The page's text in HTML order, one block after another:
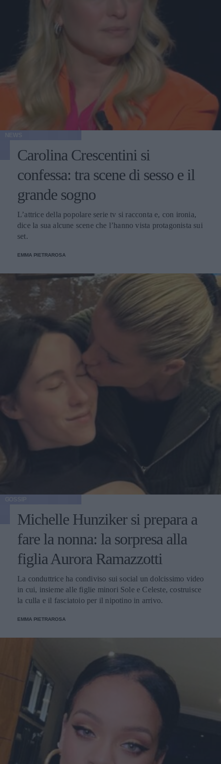
Carolina Crescentini si
confessa: tra scene di sesso e il
grande sogno
L’attrice della popolare serie tv si racconta e, con ironia,
dice la sua alcune scene che l’hanno vista protagonista sui
set.
EMMA PIETRAROSA
Michelle Hunziker si prepara a
fare la nonna: la sorpresa alla
figlia Aurora Ramazzotti
La conduttrice ha condiviso sui social un dolcissimo video
in cui, insieme alle figlie minori Sole e Celeste, costruisce
la culla e il fasciatoio per il nipotino in arrivo.
EMMA PIETRAROSA